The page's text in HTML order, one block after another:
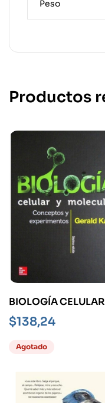
Peso
Productos
BIOLOGÍA
MOLECULARC -
CONCEPTOS Y
EXPERIMENTOS-
$138,24
Agotado